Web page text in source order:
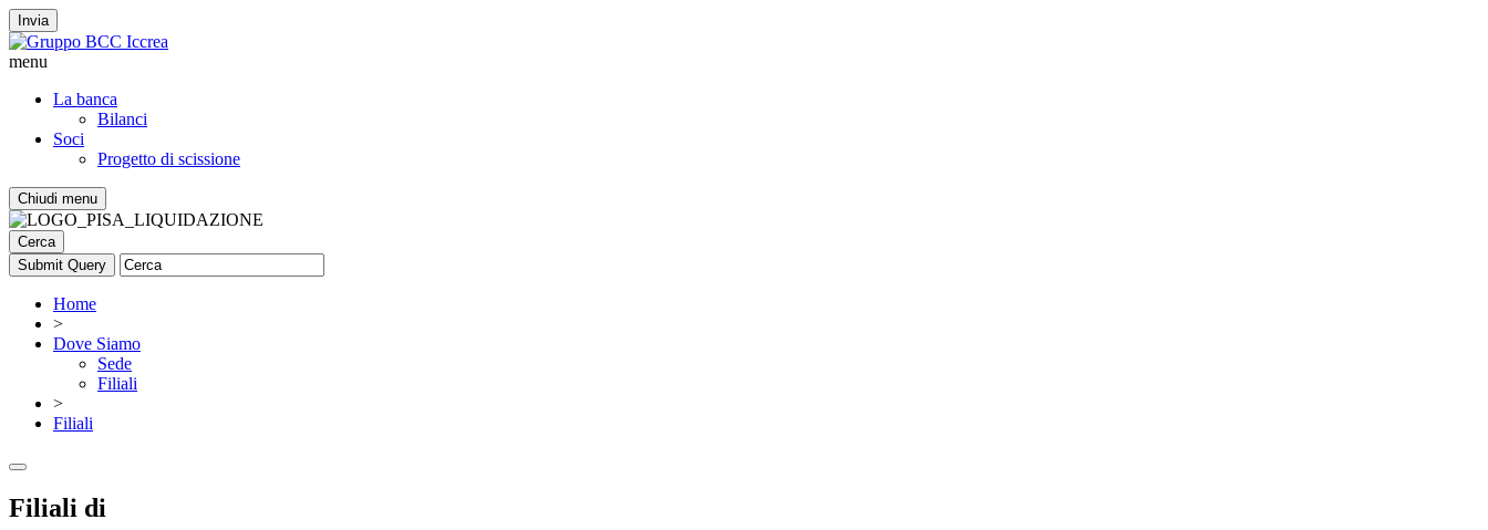
Invia
menu
La banca
Bilanci
Soci
Progetto di scissione
Chiudi menu
Cerca
Home
>
Dove Siamo
Sede
Filiali
>
Filiali
Filiali di